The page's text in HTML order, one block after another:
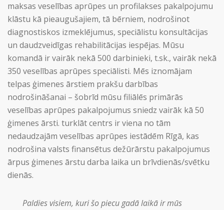
maksas veselības aprūpes un profilakses pakalpojumu
klāstu kā pieaugušajiem, tā bērniem, nodrošinot
diagnostiskos izmeklējumus, speciālistu konsultācijas
un daudzveidīgas rehabilitācijas iespējas. Mūsu
komandā ir vairāk nekā 500 darbinieki, t.sk., vairāk nekā
350 veselības aprūpes speciālisti. Mēs iznomājam
telpas ģimenes ārstiem prakšu darbības
nodrošināšanai – šobrīd mūsu filiālēs primārās
veselības aprūpes pakalpojumus sniedz vairāk kā 50
ģimenes ārsti. turklāt centrs ir viena no tām
nedaudzajām veselības aprūpes iestādēm Rīgā, kas
nodrošina valsts finansētus dežūrārstu pakalpojumus
ārpus ģimenes ārstu darba laika un brīvdienās/svētku
dienās.
Paldies visiem, kuri šo piecu gadā laikā ir mūs